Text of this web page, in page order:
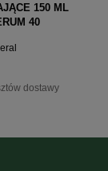
150 ML
40
dostawy